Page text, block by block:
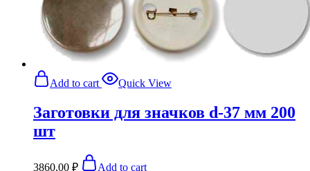
Add to cart Quick View
Заготовки для значков d-37 мм 200
шт
3860,00 ₽ Add to cart